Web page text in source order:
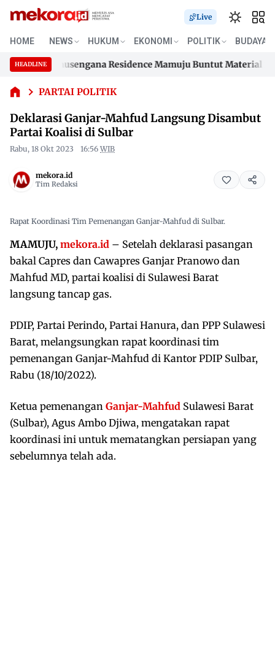
Live
HOME NEWS HUKUM EKONOMI POLITIK BUDAYA
HEADLINE
Samusengana Residence Mamuju Buntut Material 200
Samusengana Residence Mamuju Buntut Material 200
PARTAI POLITIK
Deklarasi
Ganjar-
Mahfud
Disambut
Partai
Koalisi di
Sulbar
Deklarasi Ganjar-Mahfud Langsung Disambut
Partai Koalisi di Sulbar
Rabu, 18 Okt 2023 16:56 WIB
mekora.id
Tim Redaksi
Rapat Koordinasi Tim Pemenangan Ganjar-Mahfud di Sulbar.
MAMUJU, mekora.id – Setelah deklarasi pasangan
bakal Capres dan Cawapres Ganjar Pranowo dan
Mahfud MD, partai koalisi di Sulawesi Barat
langsung tancap gas.
PDIP, Partai Perindo, Partai Hanura, dan PPP Sulawesi
Barat, melangsungkan rapat koordinasi tim
pemenangan Ganjar-Mahfud di Kantor PDIP Sulbar,
Rabu (18/10/2022).
Ketua pemenangan Ganjar-Mahfud Sulawesi Barat
(Sulbar), Agus Ambo Djiwa, mengatakan rapat
koordinasi ini untuk mematangkan persiapan yang
sebelumnya telah ada.